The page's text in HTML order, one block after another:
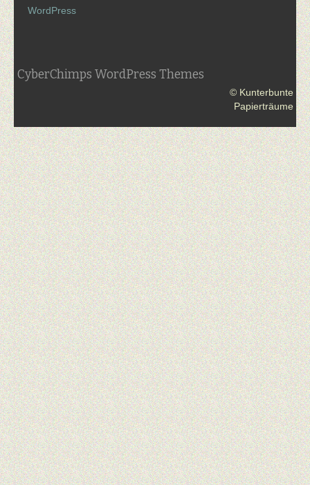
WordPress
CyberChimps WordPress Themes
© Kunterbunte
Papierträume